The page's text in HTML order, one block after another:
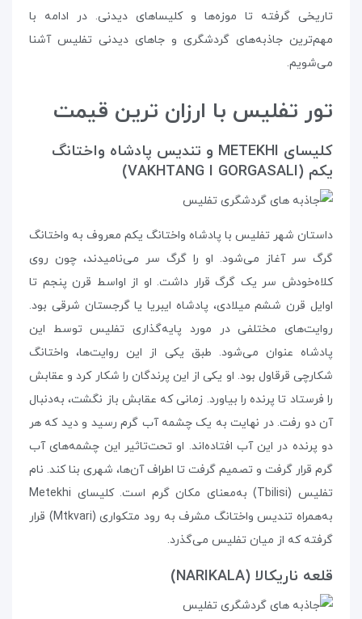
تاریخی گرفته تا موزه‌ها و کلیساهای دیدنی. در ادامه با
مهم‌ترین جاذبه‌های گردشگری و جاهای دیدنی تفلیس آشنا
می‌شویم.
تور تفلیس با ارزان ترین قیمت
کلیسای METEKHI و تندیس پادشاه واختانگ
یکم (VAKHTANG I GORGASALI)
داستان شهر تفلیس با پادشاه واختانگ یکم معروف به واختانگ
گرگ سر آغاز می‌شود. او را گرگ سر می‌نامیدند، چون روی
کلاه‌خودش سر یک گرگ قرار داشت. او از اواسط قرن پنجم تا
اوایل قرن ششم میلادی، پادشاه ایبریا یا گرجستان شرقی بود.
روایت‌های مختلفی در مورد پایه‌گذاری تفلیس توسط این
پادشاه عنوان می‌شود. طبق یکی از این روایت‌ها، واختانگ
شکارچی قرقاول بود. او یکی از این پرندگان را شکار کرد و عقابش
را فرستاد تا پرنده را بیاورد. زمانی که عقابش باز نگشت، به‌دنبال
آن دو رفت. در نهایت به یک چشمه‌ آب گرم رسید و دید که هر
دو پرنده در این آب افتاده‌اند. او تحت‌تاثیر این چشمه‌های آب
گرم قرار گرفت و تصمیم گرفت تا اطراف آن‌ها، شهری بنا کند. نام
تفلیس (Tbilisi) به‌معنای مکان گرم است. کلیسای Metekhi
به‌همراه تندیس واختانگ مشرف به رود متکواری (Mtkvari) قرار
گرفته که از میان تفلیس می‌گذرد.
قلعه‌ ناریکالا (NARIKALA)